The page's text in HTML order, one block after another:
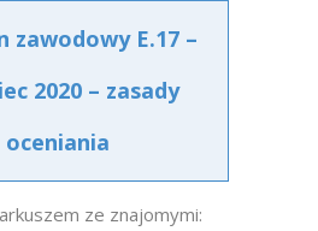
zawodowy E.17 –
2020 – zasady
oceniania
ze znajomymi: